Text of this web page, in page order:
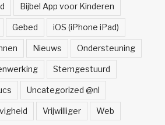
Bijbel App voor Kinderen
Gebed iOS (iPhone iPad)
Nieuws Ondersteuning
Stemgestuurd
Uncategorized @nl
Vrijwilliger Web